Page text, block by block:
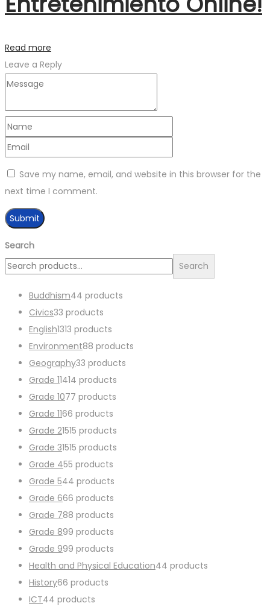
Read more
Leave a Reply
Save my name, email, and website in this browser for the
next time I comment.
Search
Search
Buddhism44 products
Civics33 products
English1313 products
Environment88 products
Geography33 products
Grade 11414 products
Grade 1077 products
Grade 1166 products
Grade 21515 products
Grade 31515 products
Grade 455 products
Grade 544 products
Grade 666 products
Grade 788 products
Grade 899 products
Grade 999 products
Health and Physical Education44 products
History66 products
ICT44 products